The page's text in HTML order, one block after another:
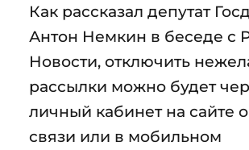
Как рассказал депутат
Антон Немкин в беседе с
Новости, отключить
рассылки можно будет
личный кабинет на сайте
связи или в мобильном